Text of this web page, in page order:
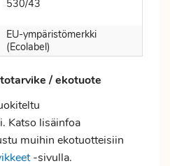
530/43
EU-ympäristömerkki
(Ecolabel)
/ ekotuote
Katso lisäinfoa
muihin ekotuotteisiin
-sivulla.